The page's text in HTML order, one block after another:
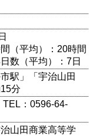
（平均）：20時間
数（平均）：7日
駅」「宇治山田
分
：0596-64-
山田商業高等学